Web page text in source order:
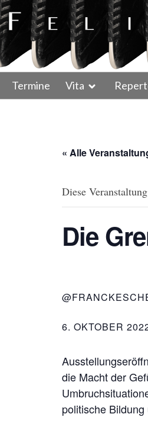
Termine Vita
« Alle
Diese
Die
6. OKTOBER
die Macht der
politische